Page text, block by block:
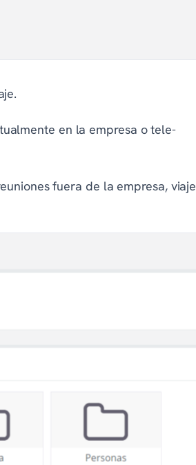
en la empresa o tele-
fuera de la empresa, viaje